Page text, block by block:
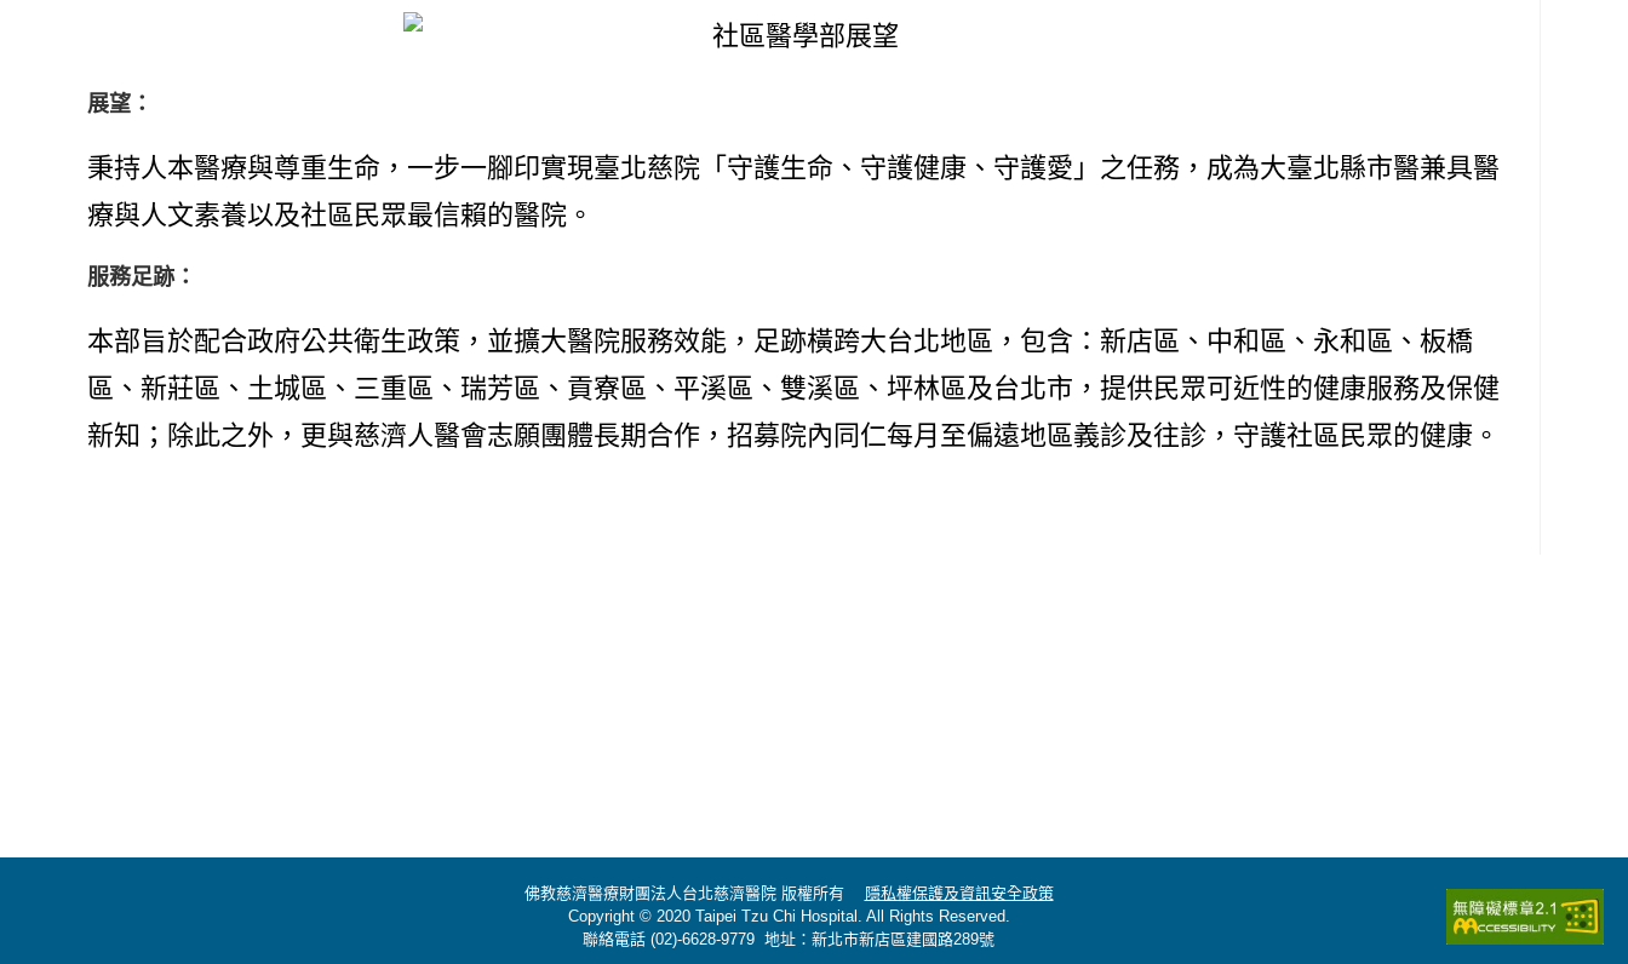
展望：
秉持人本醫療與尊重生命，一步一腳印實現臺北慈院「守護生命、守護健康、守護愛」之任務，成為大臺北縣市醫兼具醫
療與人文素養以及社區民眾最信賴的醫院。
服務足跡：
本部旨於配合政府公共衛生政策，並擴大醫院服務效能，足跡橫跨大台北地區，包含：新店區、中和區、永和區、板橋
區、新莊區、土城區、三重區、瑞芳區、貢寮區、平溪區、雙溪區、坪林區及台北市，提供民眾可近性的健康服務及保健
新知；除此之外，更與慈濟人醫會志願團體長期合作，招募院內同仁每月至偏遠地區義診及往診，守護社區民眾的健康。
佛教慈濟醫療財團法人台北慈濟醫院 版權所有 隱私權保護及資訊安全政策
Copyright © 2020 Taipei Tzu Chi Hospital. All Rights Reserved.
聯絡電話 (02)-6628-9779 地址：新北市新店區建國路289號